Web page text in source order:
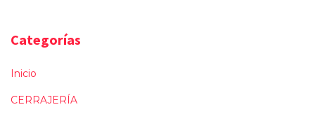
Categorías
Inicio
CERRAJERÍA